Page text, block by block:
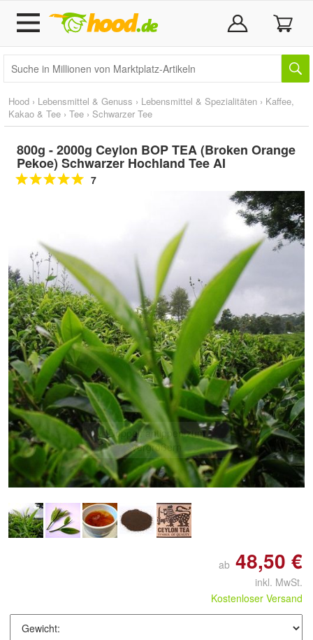
Hood › Lebensmittel & Genuss › Lebensmittel & Spezialitäten › Kaffee,
Kakao & Tee › Tee › Schwarzer Tee
800g - 2000g Ceylon BOP TEA (Broken Orange
Pekoe) Schwarzer Hochland Tee AI
7
Doppelt antippen zum
vergrößern
ab 48,50 €
inkl. MwSt.
Kostenloser Versand